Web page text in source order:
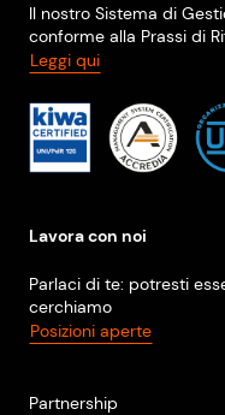
Il nostro Sistema di
conforme alla Prassi di
Leggi qui
Lavora con noi
Parlaci di te: potresti
cerchiamo
Posizioni aperte
Partnership